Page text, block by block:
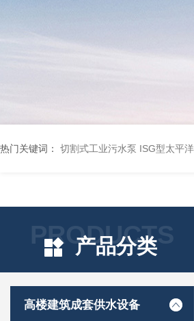
热门关键词： 切割式工业污水泵 ISG型太平
PRODUCTS
产品分类
高楼建筑成套供水设备